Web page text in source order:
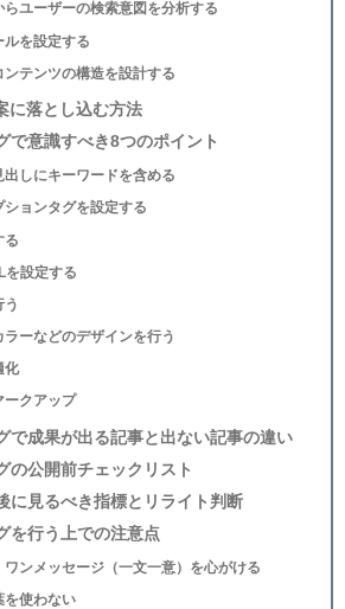
ユーザーの検索意図を分析する
ルを設定する
ンテンツの構造を設計する
に落とし込む方法
で意識すべき8つのポイント
出しにキーワードを含める
ションタグを設定する
る
を設定する
う
ーなどのデザインを行う
化
ークアップ
で成果が出る記事と出ない記事の違い
の公開前チェックリスト
に見るべき指標とリライト判断
を行う上での注意点
ワンメッセージ（一文一意）を心がける
を使わない